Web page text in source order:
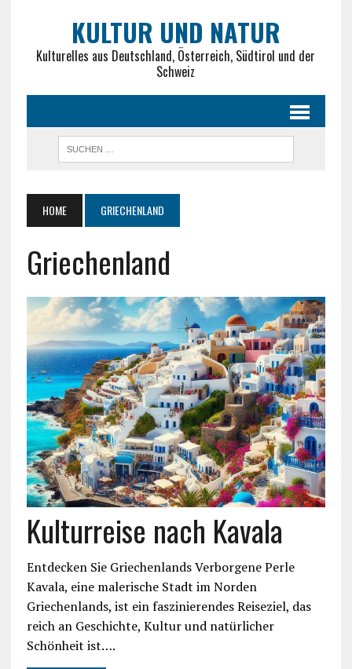
KULTUR UND NATUR
Kulturelles aus Deutschland, Österreich, Südtirol und der
Schweiz
HOME GRIECHENLAND
Griechenland
Kulturreise nach Kavala
Entdecken Sie Griechenlands Verborgene Perle
Kavala, eine malerische Stadt im Norden
Griechenlands, ist ein faszinierendes Reiseziel, das
reich an Geschichte, Kultur und natürlicher
Schönheit ist….